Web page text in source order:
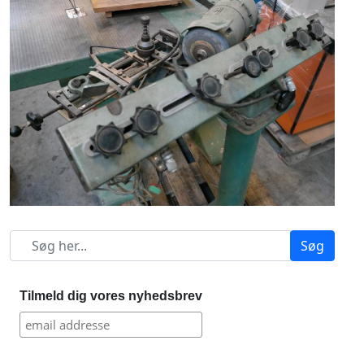
Søg
Tilmeld dig vores nyhedsbrev